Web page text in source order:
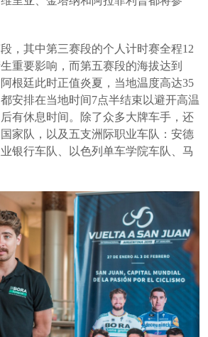
，其中第三赛段的个人计时赛全程12
重要影响，而第五赛段的海拔达到
根廷此时正值炎夏，当地温度高达35
都安排在当地时间7点半结束以避开高温
有休息时间。
除了众多大牌车手，还
家队，以及五支洲际职业车队：安德
银行车队、以色列单车学院车队、马